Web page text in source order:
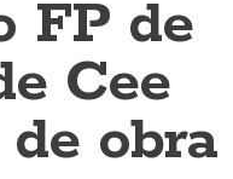
FP de
Cee
obra